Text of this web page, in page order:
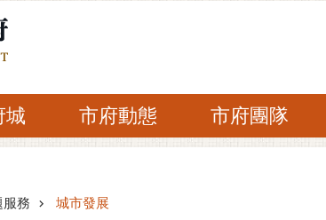
城 市府動態 市府團隊
服務 城市發展